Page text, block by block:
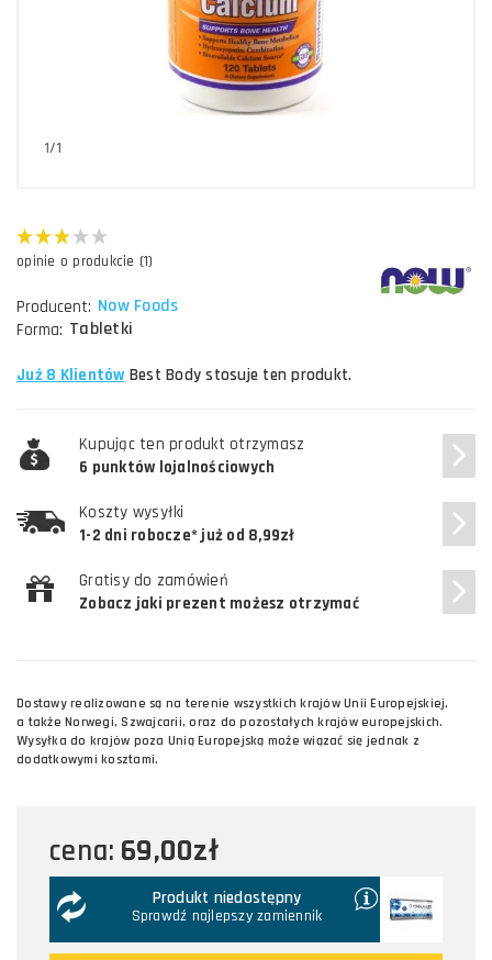
1/1
opinie o produkcie (1)
Producent: Now Foods
Forma: Tabletki
Już 8 Klientów Best Body stosuje ten produkt.
Kupując ten produkt otrzymasz
6 punktów lojalnościowych
Koszty wysyłki
1-2 dni robocze* już od 8,99zł
Gratisy do zamówień
Zobacz jaki prezent możesz otrzymać
Dostawy realizowane są na terenie wszystkich krajów Unii Europejskiej,
a także Norwegi, Szwajcarii, oraz do pozostałych krajów europejskich.
Wysyłka do krajów poza Unią Europejską może wiązać się jednak z
dodatkowymi kosztami.
cena: 69,00zł
Produkt niedostępny
Sprawdź najlepszy zamiennik